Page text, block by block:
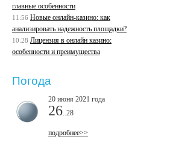
главные особенности
11:56 Новые онлайн-казино: как
анализировать надежность площадки?
10:28 Лицензия в онлайн казино:
особенности и преимущества
Погода
20 июня 2021 года
26 ..28
подробнее>>